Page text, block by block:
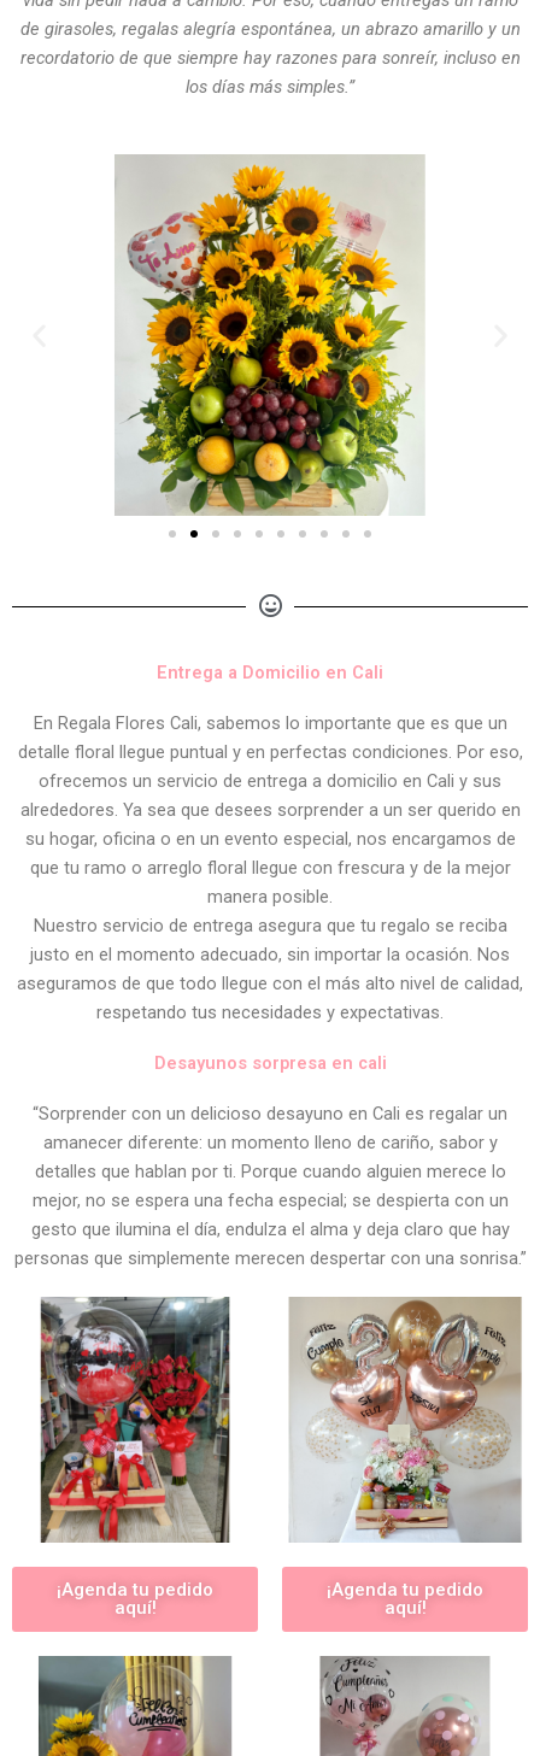
de girasoles, regalas alegría espontánea, un abrazo amarillo y un
recordatorio de que siempre hay razones para sonreír, incluso en
los días más simples.”
Entrega a Domicilio en Cali
En Regala Flores Cali, sabemos lo importante que es que un
detalle floral llegue puntual y en perfectas condiciones. Por eso,
ofrecemos un servicio de entrega a domicilio en Cali y sus
alrededores. Ya sea que desees sorprender a un ser querido en
su hogar, oficina o en un evento especial, nos encargamos de
que tu ramo o arreglo floral llegue con frescura y de la mejor
manera posible.
Nuestro servicio de entrega asegura que tu regalo se reciba
justo en el momento adecuado, sin importar la ocasión. Nos
aseguramos de que todo llegue con el más alto nivel de calidad,
respetando tus necesidades y expectativas.
Desayunos sorpresa en cali
“Sorprender con un delicioso desayuno en Cali es regalar un
amanecer diferente: un momento lleno de cariño, sabor y
detalles que hablan por ti. Porque cuando alguien merece lo
mejor, no se espera una fecha especial; se despierta con un
gesto que ilumina el día, endulza el alma y deja claro que hay
personas que simplemente merecen despertar con una sonrisa.”
¡Agenda tu pedido
aquí!
¡Agenda tu pedido
aquí!